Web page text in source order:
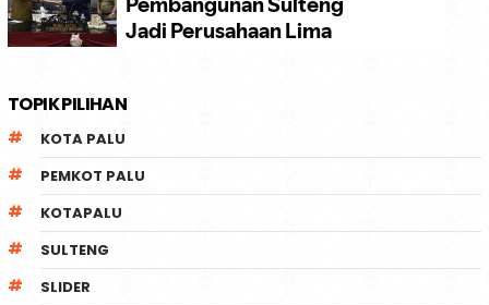
TOPIK PILIHAN
KOTA PALU
PEMKOT PALU
KOTAPALU
SULTENG
SLIDER